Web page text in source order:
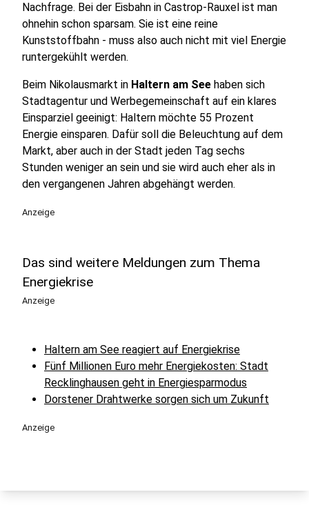
Nachfrage. Bei der Eisbahn in Castrop-Rauxel ist man
ohnehin schon sparsam. Sie ist eine reine
Kunststoffbahn - muss also auch nicht mit viel Energie
runtergekühlt werden.
Beim Nikolausmarkt in Haltern am See haben sich
Stadtagentur und Werbegemeinschaft auf ein klares
Einsparziel geeinigt: Haltern möchte 55 Prozent
Energie einsparen. Dafür soll die Beleuchtung auf dem
Markt, aber auch in der Stadt jeden Tag sechs
Stunden weniger an sein und sie wird auch eher als in
den vergangenen Jahren abgehängt werden.
Anzeige
Das sind weitere Meldungen zum Thema
Energiekrise
Anzeige
Haltern am See reagiert auf Energiekrise
Fünf Millionen Euro mehr Energiekosten: Stadt
Recklinghausen geht in Energiesparmodus
Dorstener Drahtwerke sorgen sich um Zukunft
Anzeige